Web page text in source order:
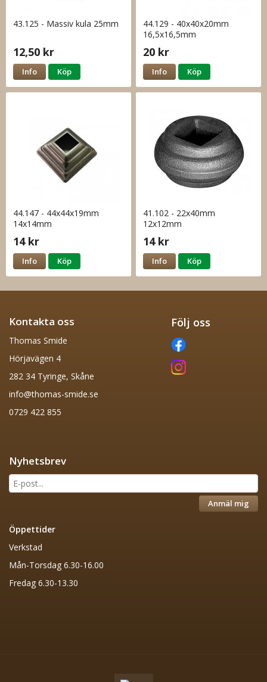
43.125 - Massiv kula 25mm
12,50 kr
Info Köp
44.129 - 40x40x20mm
16,5x16,5mm
20 kr
Info Köp
44.147 - 44x44x19mm
14x14mm
14 kr
Info Köp
41.102 - 22x40mm
12x12mm
14 kr
Info Köp
Kontakta oss
Thomas Smide
Hörjavägen 4
282 34 Tyringe, Skåne
info@thomas-smide.se
0729 422 855
Följ oss
Nyhetsbrev
Anmäl mig
Öppettider
Verkstad
Mån-Torsdag 6.30-16.00
Fredag 6.30-13.30